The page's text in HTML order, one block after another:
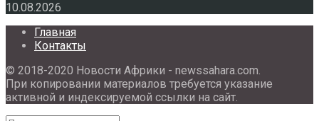
10.08.2026
Главная
Контакты
© 2018-2020 Новости Африки - newssahara.com.
При копировании материалов требуется указание
активной и индексируемой ссылки на сайт.